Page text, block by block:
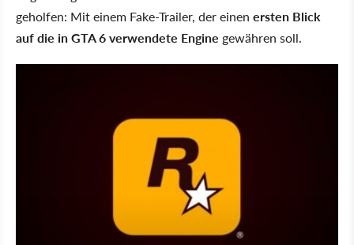
geholfen: Mit einem Fake-Trailer, der einen ersten Blick
auf die in GTA 6 verwendete Engine gewähren soll.